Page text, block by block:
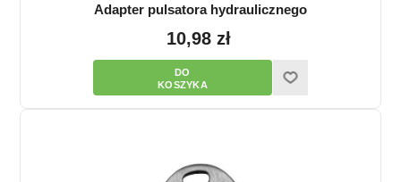
Adapter pulsatora hydraulicznego
10,98 zł